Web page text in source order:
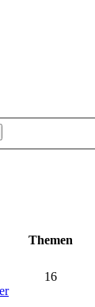
Themen
16